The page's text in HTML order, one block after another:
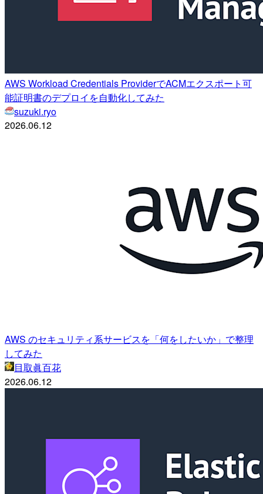
AWS Workload Credentials ProviderでACMエクスポート可
能証明書のデプロイを自動化してみた
suzuki.ryo
2026.06.12
AWS のセキュリティ系サービスを「何をしたいか」で整理
してみた
目取眞百花
2026.06.12